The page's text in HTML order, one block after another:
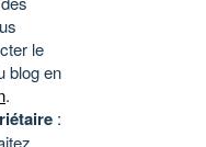
le
blog en
.
: